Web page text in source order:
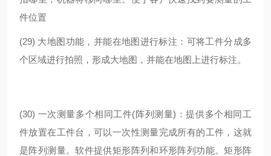
件位置
(29) 大地图功能，并能在地图进行标注：可将工件分成多
个区域进行拍照，形成大地图，并能在地图上进行标注。
(30) 一次测量多个相同工件(阵列测量)：提供多个相同工
件放置在工件台，可以一次性测量完成所有的工件，这就
是阵列测量。软件提供矩形阵列和环形阵列功能。矩形阵